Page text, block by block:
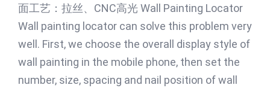
面工艺：拉丝、CNC高光 Wall Painting Locator
Wall painting locator can solve this problem very
well. First, we choose the overall display style of
wall painting in the mobile phone, then set the
number, size, spacing and nail position of wall